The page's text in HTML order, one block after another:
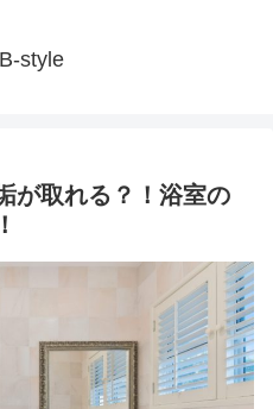
style
が取れる？！浴室の